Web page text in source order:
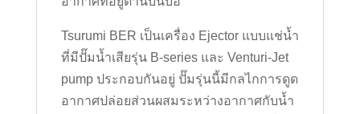
Tsurumi BER เป็นเครื่อง Ejector แบบแช่น้ำ
ที่มีปั๊มน้ำเสียรุ่น B-series และ Venturi-Jet
pump ประกอบกันอยู่ ปั๊มรุ่นนี้มีกลไกการดูด
อากาศปล่อยส่วนผสมระหว่างอากาศกับน้ำ